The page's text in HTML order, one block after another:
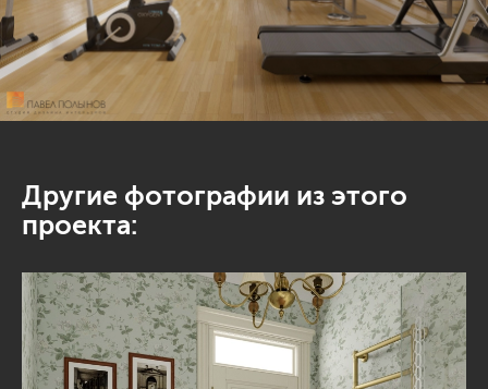
Другие фотографии из этого
проекта: